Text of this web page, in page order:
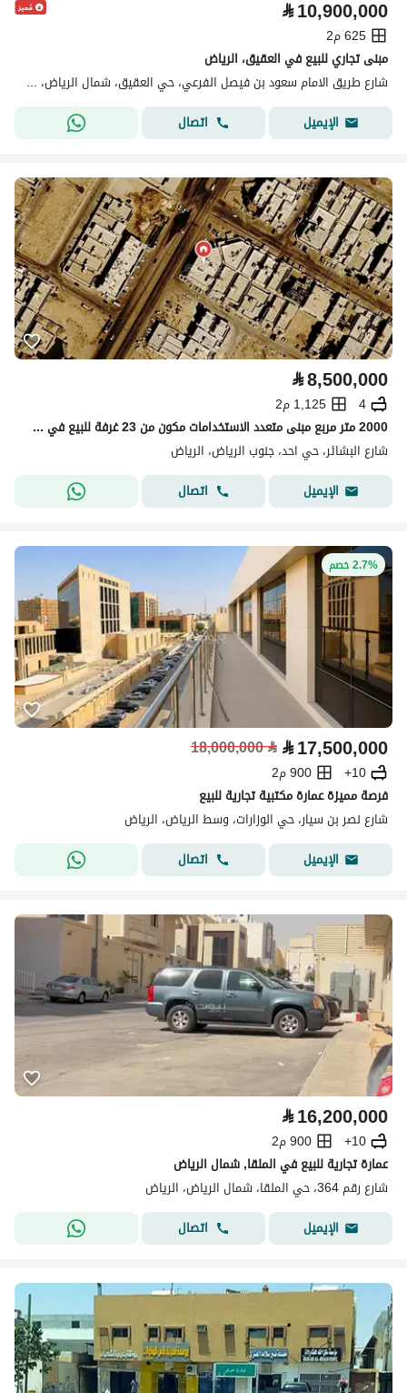
⃁10,900,000
625 م2
مبنى تجاري للبيع في العقيق، الرياض
شارع طريق الامام سعود بن فيصل الفرعي، حي العقيق، شمال الرياض، الرياض
الإيميل
اتصال
⃁8,500,000
4
1,125 م2
2000 متر مربع مبنى متعدد الاستخدامات مكون من 23 غرفة للبيع في Al Ahad، الرياض
شارع البشائر، حي احد، جنوب الرياض، الرياض
الإيميل
اتصال
2.7% خصم
⃁17,500,000
⃁
18,000,000
10+
900 م2
فرصة مميزة عمارة مكتبية تجارية للبيع
شارع نصر بن سيار، حي الوزارات، وسط الرياض، الرياض
الإيميل
اتصال
⃁16,200,000
10+
900 م2
عمارة تجارية للبيع في الملقا, شمال الرياض
شارع رقم 364، حي الملقا، شمال الرياض، الرياض
الإيميل
اتصال